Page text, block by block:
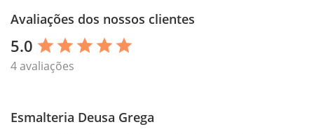
Avaliações dos nossos clientes
5.0 star star star star star
4 avaliações
Esmalteria Deusa Grega